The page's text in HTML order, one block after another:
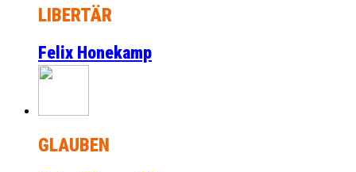
LIBERTÄR
Felix Honekamp
GLAUBEN